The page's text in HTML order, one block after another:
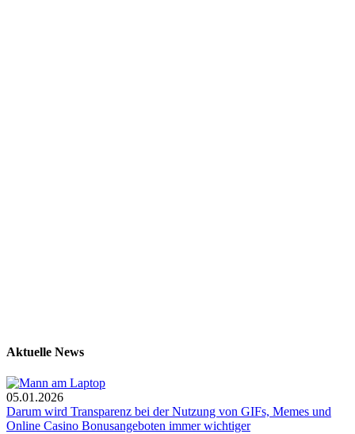
Aktuelle News
05.01.2026
Darum wird Transparenz bei der Nutzung von GIFs, Memes und
Online Casino Bonusangeboten immer wichtiger